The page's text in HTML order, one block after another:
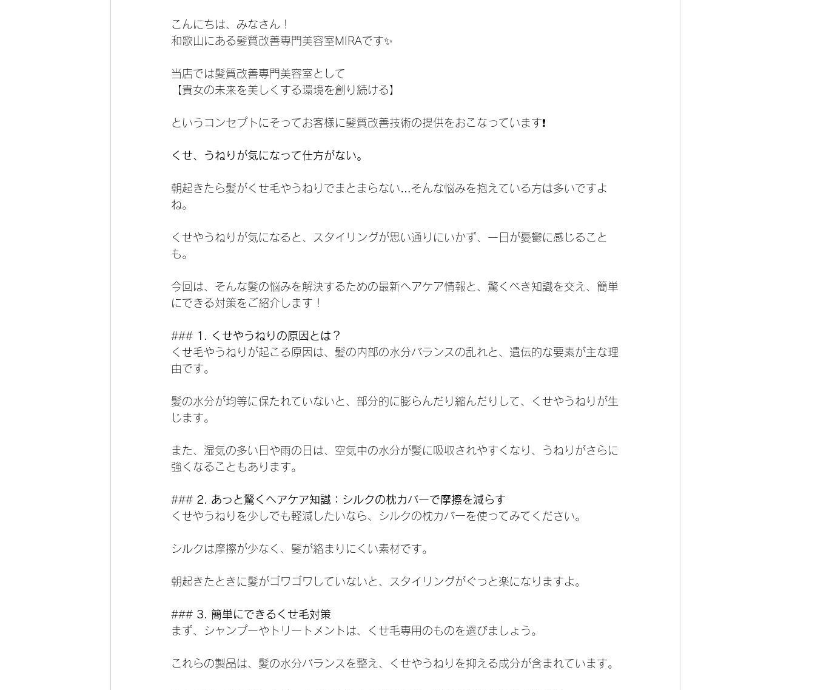
こんにちは、みなさん！
和歌山にある髪質改善専門美容室MIRAです✨
当店では髪質改善専門美容室として
【貴女の未来を美しくする環境を創り続ける】
というコンセプトにそってお客様に髪質改善技術の提供をおこなっています❗️
くせ、うねりが気になって仕方がない。
朝起きたら髪がくせ毛やうねりでまとまらない…そんな悩みを抱えている方は多いですよ
ね。
くせやうねりが気になると、スタイリングが思い通りにいかず、一日が憂鬱に感じること
も。
今回は、そんな髪の悩みを解決するための最新ヘアケア情報と、驚くべき知識を交え、簡単
にできる対策をご紹介します！
### 1. くせやうねりの原因とは？
くせ毛やうねりが起こる原因は、髪の内部の水分バランスの乱れと、遺伝的な要素が主な理
由です。
髪の水分が均等に保たれていないと、部分的に膨らんだり縮んだりして、くせやうねりが生
じます。
また、湿気の多い日や雨の日は、空気中の水分が髪に吸収されやすくなり、うねりがさらに
強くなることもあります。
### 2. あっと驚くヘアケア知識：シルクの枕カバーで摩擦を減らす
くせやうねりを少しでも軽減したいなら、シルクの枕カバーを使ってみてください。
シルクは摩擦が少なく、髪が絡まりにくい素材です。
朝起きたときに髪がゴワゴワしていないと、スタイリングがぐっと楽になりますよ。
### 3. 簡単にできるくせ毛対策
まず、シャンプーやトリートメントは、くせ毛専用のものを選びましょう。
これらの製品は、髪の水分バランスを整え、くせやうねりを抑える成分が含まれています。